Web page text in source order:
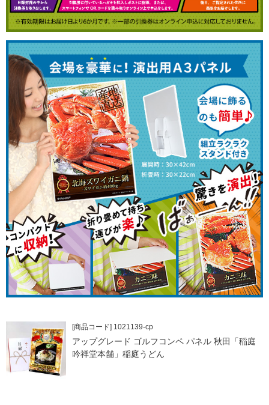
[商品コード] 1021139-cp
アップグレード ゴルフコンペ パネル 秋田「稲庭
吟祥堂本舗」稲庭うどん